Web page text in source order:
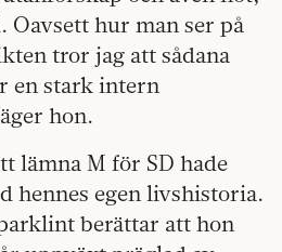
Oavsett hur man ser på
tror jag att sådana
en stark intern
hon.
lämna M för SD hade
hennes egen livshistoria.
berättar att hon